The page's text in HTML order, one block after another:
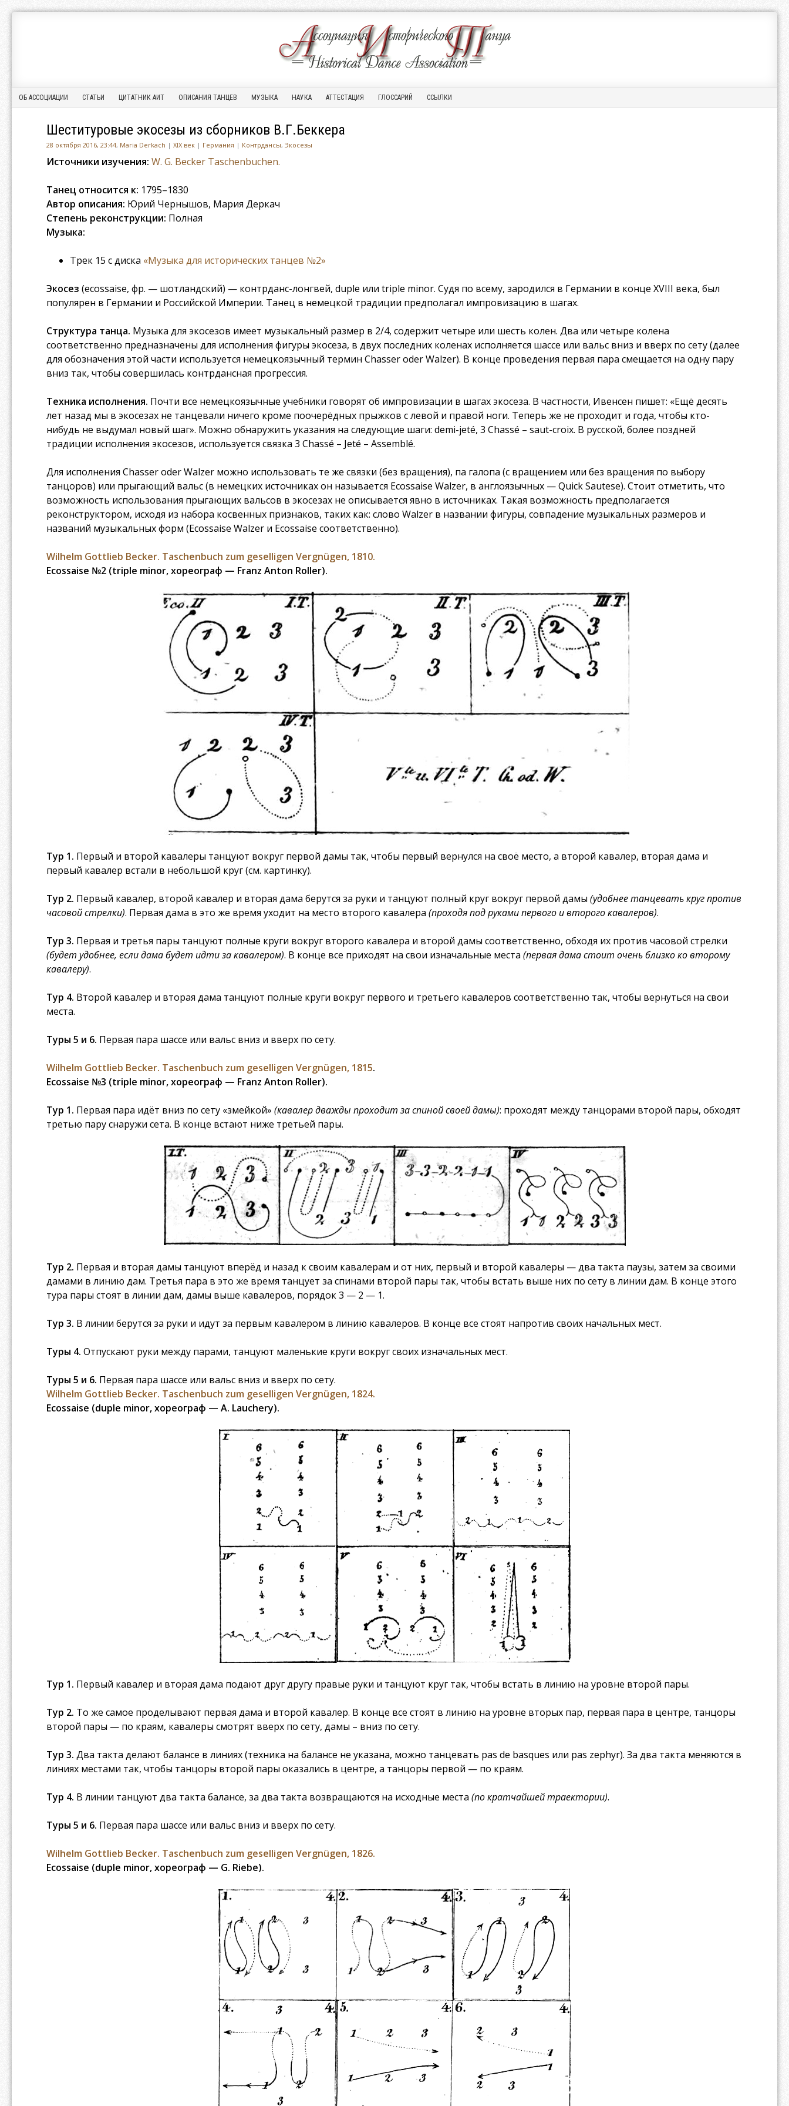
Menu
Skip to content
ОБ АССОЦИАЦИИ СТАТЬИ ЦИТАТНИК АИТ ОПИСАНИЯ ТАНЦЕВ МУЗЫКА НАУКА АТТЕСТАЦИЯ ГЛОССАРИЙ ССЫЛКИ
Шеституровые экосезы из сборников В.Г.Беккера
28 октября 2016, 23:44, Maria Derkach |XIX век | Германия | Контрдансы,Экосезы
Источники изучения: W. G. Becker Taschenbuchen.
Танец относится к: 1795–1830
Автор описания: Юрий Чернышов, Мария Деркач
Степень реконструкции: Полная
Музыка:
Трек 15 с диска «Музыка для исторических танцев №2»
Экосез (ecossaise, фр. — шотландский) — контрданс-лонгвей, duple или triple minor. Судя по всему, зародился в Германии в конце XVIII века, был
популярен в Германии и Российской Империи. Танец в немецкой традиции предполагал импровизацию в шагах.
Структура танца. Музыка для экосезов имеет музыкальный размер в 2/4, содержит четыре или шесть колен. Два или четыре колена
соответственно предназначены для исполнения фигуры экосеза, в двух последних коленах исполняется шассе или вальс вниз и вверх по сету (далее
для обозначения этой части используется немецкоязычный термин Chasser oder Walzer). В конце проведения первая пара смещается на одну пару
вниз так, чтобы совершилась контрдансная прогрессия.
Техника исполнения. Почти все немецкоязычные учебники говорят об импровизации в шагах экосеза. В частности, Ивенсен пишет: «Ещё десять
лет назад мы в экосезах не танцевали ничего кроме поочерёдных прыжков с левой и правой ноги. Теперь же не проходит и года, чтобы кто-
нибудь не выдумал новый шаг». Можно обнаружить указания на следующие шаги: demi-jeté, 3 Chassé – saut-croix. В русской, более поздней
традиции исполнения экосезов, используется связка 3 Chassé – Jeté – Assemblé.
Для исполнения Chasser oder Walzer можно использовать те же связки (без вращения), па галопа (с вращением или без вращения по выбору
танцоров) или прыгающий вальс (в немецких источниках он называется Ecossaise Walzer, в англоязычных — Quick Sautese). Стоит отметить, что
возможность использования прыгающих вальсов в экосезах не описывается явно в источниках. Такая возможность предполагается
реконструктором, исходя из набора косвенных признаков, таких как: слово Walzer в названии фигуры, совпадение музыкальных размеров и
названий музыкальных форм (Ecossaise Walzer и Ecossaise соответственно).
Wilhelm Gottlieb Becker. Taschenbuch zum geselligen Vergnügen, 1810.
Ecossaise №2 (triple minor, хореограф — Franz Anton Roller).
Тур 1. Первый и второй кавалеры танцуют вокруг первой дамы так, чтобы первый вернулся на своё место, а второй кавалер, вторая дама и
первый кавалер встали в небольшой круг (см. картинку).
Тур 2. Первый кавалер, второй кавалер и вторая дама берутся за руки и танцуют полный круг вокруг первой дамы(удобнее танцевать круг против
часовой стрелки). Первая дама в это же время уходит на место второго кавалера(проходя под руками первого и второго кавалеров).
Тур 3. Первая и третья пары танцуют полные круги вокруг второго кавалера и второй дамы соответственно, обходя их против часовой стрелки
(будет удобнее, если дама будет идти за кавалером). В конце все приходят на свои изначальные места(первая дама стоит очень близко ко второму
кавалеру).
Тур 4. Второй кавалер и вторая дама танцуют полные круги вокруг первого и третьего кавалеров соответственно так, чтобы вернуться на свои
места.
Туры 5 и 6. Первая пара шассе или вальс вниз и вверх по сету.
Wilhelm Gottlieb Becker. Taschenbuch zum geselligen Vergnügen, 1815.
Ecossaise №3 (triple minor, хореограф — Franz Anton Roller).
Тур 1. Первая пара идёт вниз по сету «змейкой»(кавалер дважды проходит за спиной своей дамы): проходят между танцорами второй пары, обходят
третью пару снаружи сета. В конце встают ниже третьей пары.
Тур 2. Первая и вторая дамы танцуют вперёд и назад к своим кавалерам и от них, первый и второй кавалеры — два такта паузы, затем за своими
дамами в линию дам. Третья пара в это же время танцует за спинами второй пары так, чтобы встать выше них по сету в линии дам. В конце этого
тура пары стоят в линии дам, дамы выше кавалеров, порядок 3 — 2 — 1.
Тур 3. В линии берутся за руки и идут за первым кавалером в линию кавалеров. В конце все стоят напротив своих начальных мест.
Туры 4. Отпускают руки между парами, танцуют маленькие круги вокруг своих изначальных мест.
Туры 5 и 6. Первая пара шассе или вальс вниз и вверх по сету.
Wilhelm Gottlieb Becker. Taschenbuch zum geselligen Vergnügen, 1824.
Ecossaise (duple minor, хореограф — A. Lauchery).
Тур 1. Первый кавалер и вторая дама подают друг другу правые руки и танцуют круг так, чтобы встать в линию на уровне второй пары.
Тур 2. То же самое проделывают первая дама и второй кавалер. В конце все стоят в линию на уровне вторых пар, первая пара в центре, танцоры
второй пары — по краям, кавалеры смотрят вверх по сету, дамы – вниз по сету.
Тур 3. Два такта делают балансе в линиях (техника на балансе не указана, можно танцевать pas de basques или pas zephyr). За два такта меняются в
линиях местами так, чтобы танцоры второй пары оказались в центре, а танцоры первой — по краям.
Тур 4. В линии танцуют два такта балансе, за два такта возвращаются на исходные места(по кратчайшей траектории).
Туры 5 и 6. Первая пара шассе или вальс вниз и вверх по сету.
Wilhelm Gottlieb Becker. Taschenbuch zum geselligen Vergnügen, 1826.
Ecossaise (duple minor, хореограф — G. Riebe).